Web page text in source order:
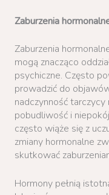
Zaburzenia
Zaburzenia
mogą znacząco
psychiczne. Często
prowadzić do
nadczynność
pobudliwość i
często wiąże się z
zmiany hormonalne
skutkować
Hormony pełnią